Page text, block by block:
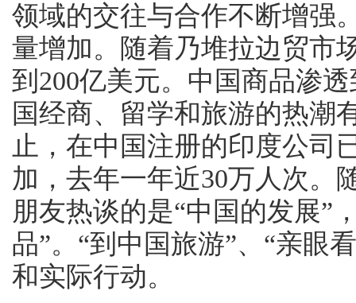
领域的交往与合作不断增强
量增加。随着乃堆拉边贸市
到200亿美元。中国商品渗
国经商、留学和旅游的热潮
止，在中国注册的印度公司
加，去年一年近30万人次。
朋友热谈的是“中国的发展”
品”。“到中国旅游”、“亲眼
和实际行动。